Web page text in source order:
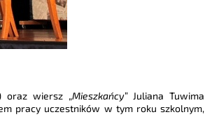
oraz wiersz „Mieszkańcy” Juliana Tuwima
pracy uczestników w tym roku szkolnym,